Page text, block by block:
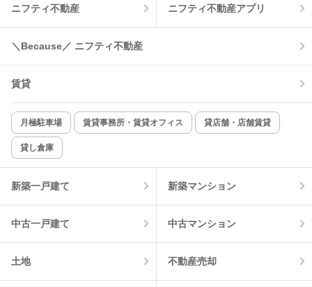
温水洗浄便座 オートロック
コンロ2口以上
新着のみ インターネット無料
該当件数:
6
物件一覧に反映
ニフティ不動産 ニフティ不動産アプリ
＼Because／ ニフティ不動産
賃貸
月極駐車場 賃貸事務所・賃貸オフィス 貸店舗・店舗賃貸
貸し倉庫
新築一戸建て 新築マンション
中古一戸建て 中古マンション
土地 不動産売却